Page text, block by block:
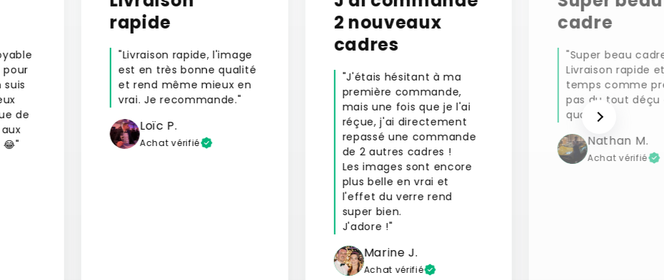
pour
de
rapide
"Livraison rapide, l'image
est en très bonne qualité
et rend même mieux en
vrai. Je recommande."
Loïc P.
Achat vérifié
2 nouveaux
cadres
"J'étais hésitant à ma
première commande,
mais une fois que je l'ai
réçue, j'ai directement
repassé une commande
de 2 autres cadres !
Les images sont encore
plus belle en vrai et
l'effet du verre rend
super bien.
J'adore !"
Marine J.
Achat vérifié
cadre
"Super beau
Livraison rapide
temps comme
pas du tout déçu
qualité."
Nathan M.
Achat vérifié